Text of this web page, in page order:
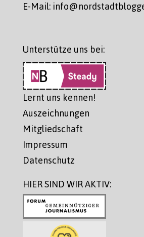
E-Mail:
Unterstütze uns bei:
Lernt uns kennen!
Auszeichnungen
Mitgliedschaft
Impressum
Datenschutz
HIER SIND WIR AKTIV: